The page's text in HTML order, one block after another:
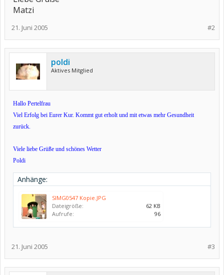
Matzi
#2
21. Juni 2005
poldi
Aktives Mitglied
Hallo Pertelfrau
Viel Erfolg bei Eurer Kur. Kommt gut erholt und mit etwas mehr Gesundheit
zurück.
Viele liebe Grüße und schönes Wetter
Poldi
Anhänge:
SIMG0547 Kopie.JPG
Dateigröße:
62 KB
Aufrufe:
96
#3
21. Juni 2005